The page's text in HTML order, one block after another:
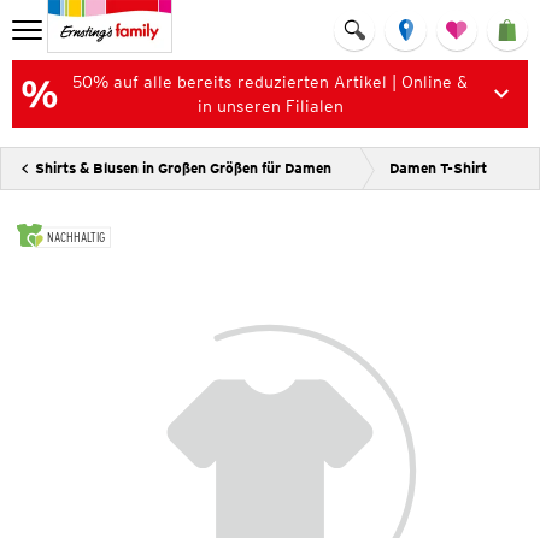
50% auf alle bereits reduzierten Artikel | Online &
in unseren Filialen
Shirts & Blusen in Großen Größen für Damen Damen T-Shirt
NACHHALTIG